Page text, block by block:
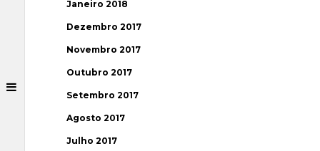
Janeiro 2018
Dezembro 2017
Novembro 2017
Outubro 2017
Setembro 2017
Agosto 2017
Julho 2017